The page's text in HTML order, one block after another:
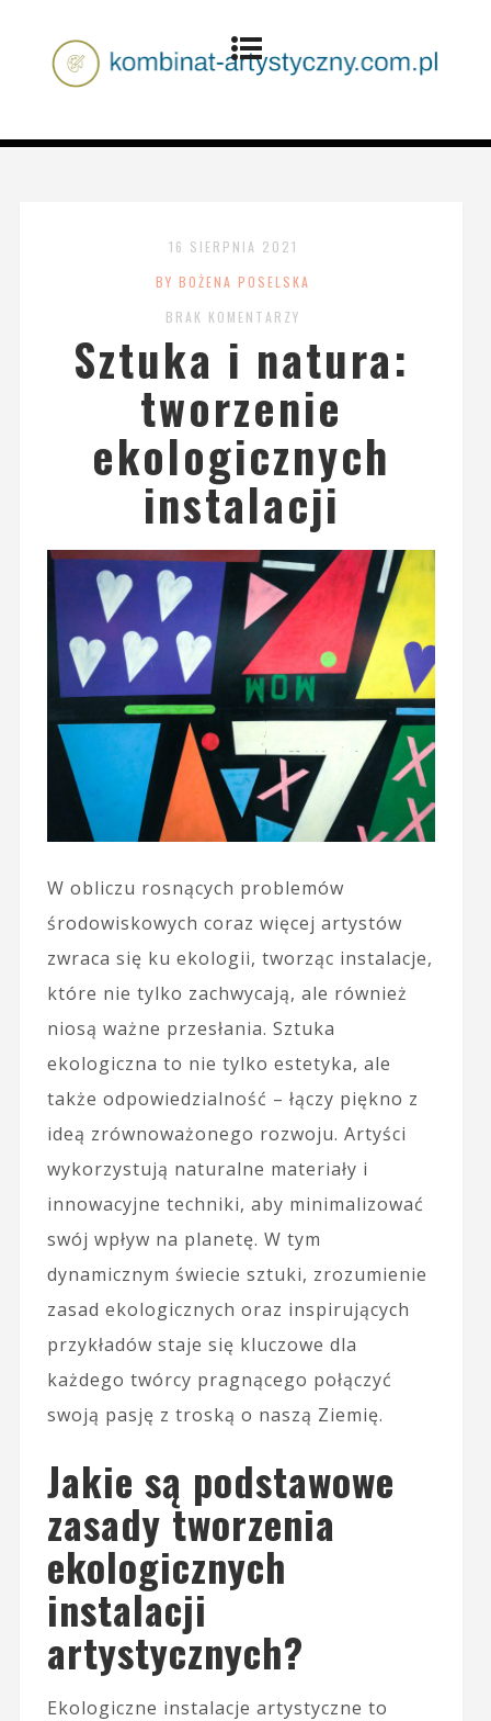
16 SIERPNIA 2021
BY BOŻENA POSELSKA
BRAK KOMENTARZY
Sztuka i natura:
tworzenie
ekologicznych
instalacji
W obliczu rosnących problemów
środowiskowych coraz więcej artystów
zwraca się ku ekologii, tworząc instalacje,
które nie tylko zachwycają, ale również
niosą ważne przesłania. Sztuka
ekologiczna to nie tylko estetyka, ale
także odpowiedzialność – łączy piękno z
ideą zrównoważonego rozwoju. Artyści
wykorzystują naturalne materiały i
innowacyjne techniki, aby minimalizować
swój wpływ na planetę. W tym
dynamicznym świecie sztuki, zrozumienie
zasad ekologicznych oraz inspirujących
przykładów staje się kluczowe dla
każdego twórcy pragnącego połączyć
swoją pasję z troską o naszą Ziemię.
Jakie są podstawowe
zasady tworzenia
ekologicznych
instalacji
artystycznych?
Ekologiczne instalacje artystyczne to